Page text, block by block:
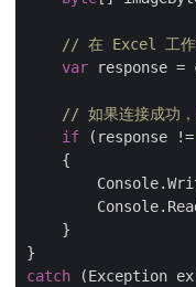
// 在 Excel 工作
var response =
// 如果连接成功，
if (response !=
    {
    }
catch (Exception